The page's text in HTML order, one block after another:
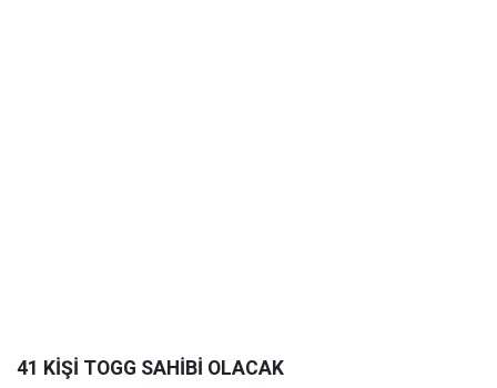
41 KİŞİ TOGG SAHİBİ OLACAK